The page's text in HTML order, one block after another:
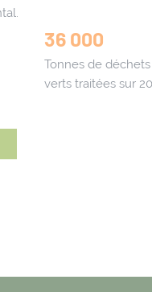
36 000
Tonnes de déchets
verts traitées sur